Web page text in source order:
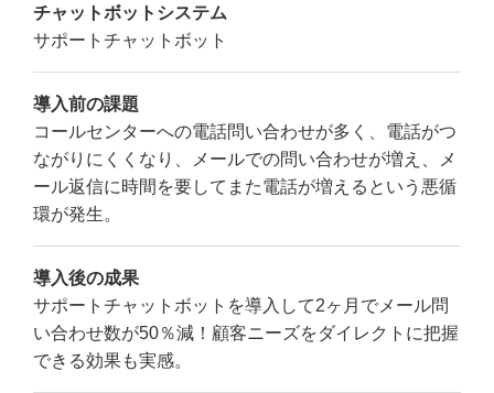
チャットボットシステム
サポートチャットボット
導入前の課題
コールセンターへの電話問い合わせが多く、電話がつ
ながりにくくなり、メールでの問い合わせが増え、メ
ール返信に時間を要してまた電話が増えるという悪循
環が発生。
導入後の成果
サポートチャットボットを導入して2ヶ月でメール問
い合わせ数が50％減！顧客ニーズをダイレクトに把握
できる効果も実感。